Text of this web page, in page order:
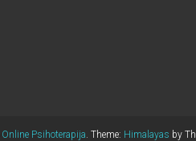
Online Psihoterapija. Theme: Himalayas by